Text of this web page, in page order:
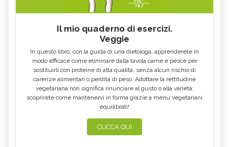
Il mio quaderno di esercizi.
Veggie
In questo libro, con la guida di una dietologa, apprenderete in
modo efficace come eliminare dalla tavola carne e pesce per
sostituirli con proteine di alta qualità, senza alcun rischio di
carenze alimentari o perdita di peso. Adottare la rettitudine
vegetariana non significa rinunciare al gusto o alla varietà:
scoprirete come mantenervi in forma grazie a menu vegetariani
equilibrati!
CLICCA QUI